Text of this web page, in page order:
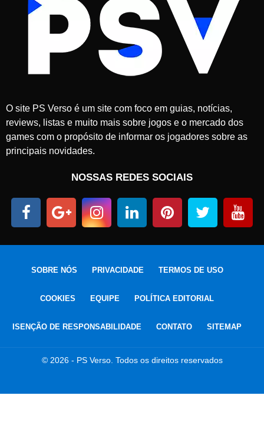
O site PS Verso é um site com foco em guias, notícias,
reviews, listas e muito mais sobre jogos e o mercado dos
games com o propósito de informar os jogadores sobre as
principais novidades.
NOSSAS REDES SOCIAIS
SOBRE NÓS PRIVACIDADE TERMOS DE USO
COOKIES EQUIPE POLÍTICA EDITORIAL
ISENÇÃO DE RESPONSABILIDADE CONTATO SITEMAP
© 2026 - PS Verso. Todos os direitos reservados